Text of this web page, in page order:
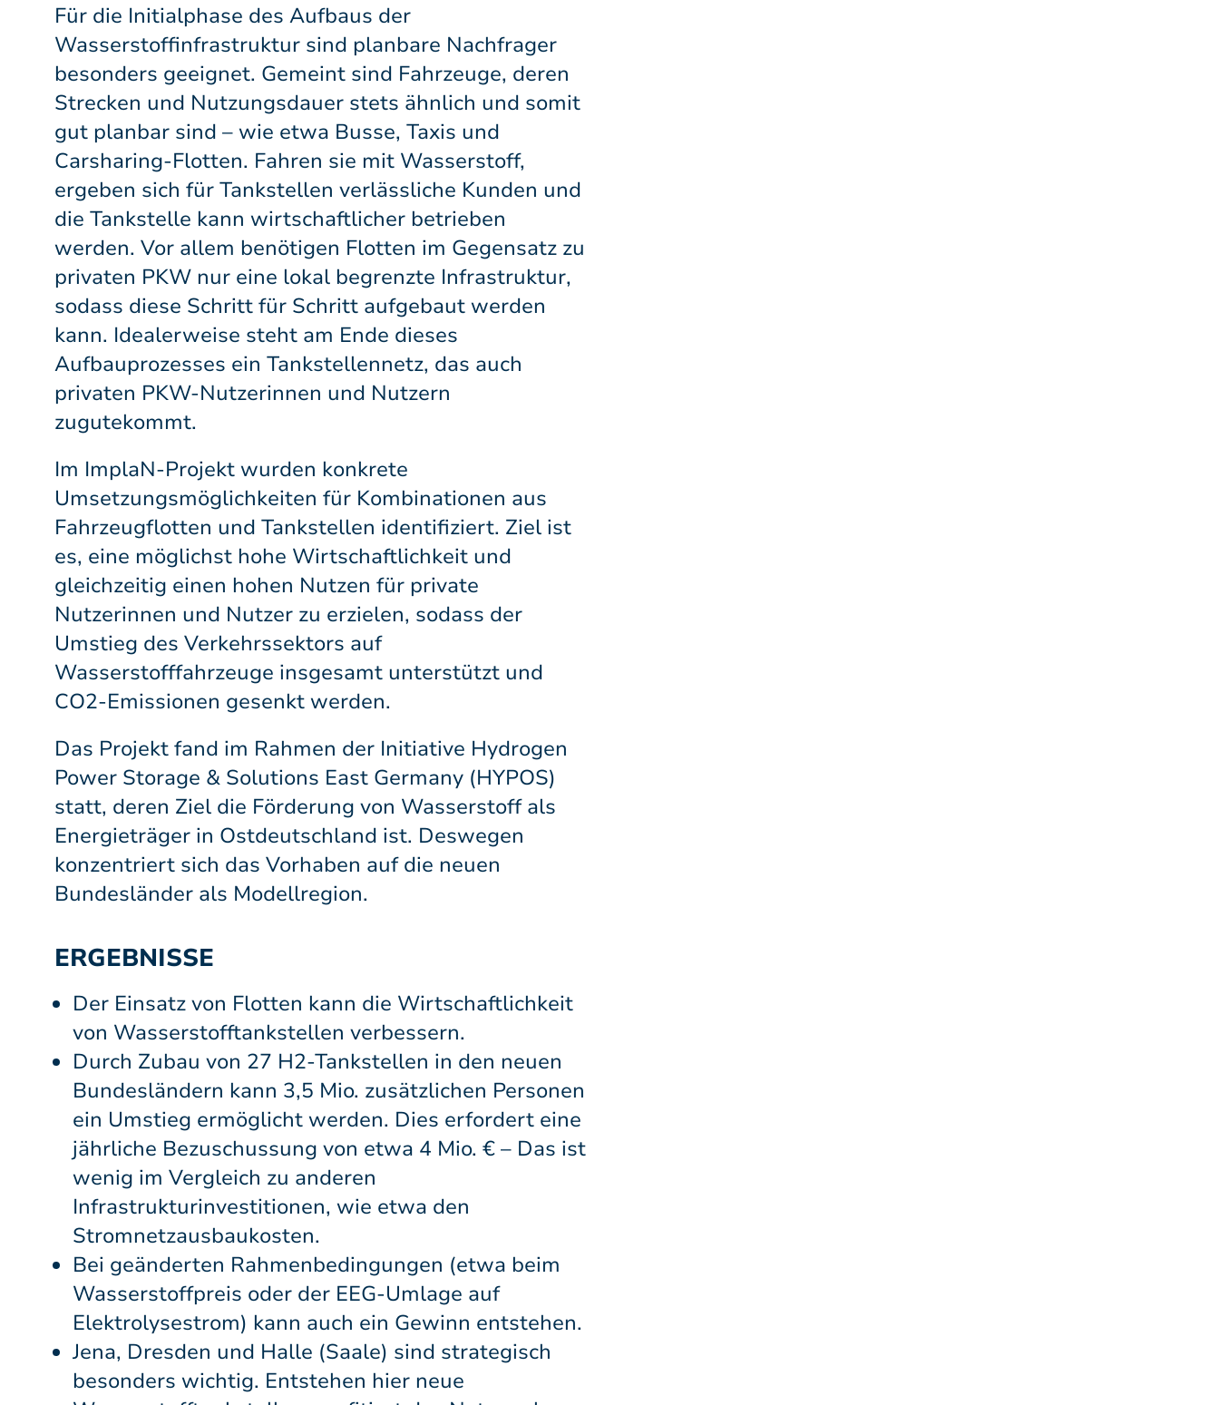
Für die Initialphase des Aufbaus der
Wasserstoffinfrastruktur sind planbare Nachfrager
besonders geeignet. Gemeint sind Fahrzeuge, deren
Strecken und Nutzungsdauer stets ähnlich und somit
gut planbar sind – wie etwa Busse, Taxis und
Carsharing-Flotten. Fahren sie mit Wasserstoff,
ergeben sich für Tankstellen verlässliche Kunden und
die Tankstelle kann wirtschaftlicher betrieben
werden. Vor allem benötigen Flotten im Gegensatz zu
privaten PKW nur eine lokal begrenzte Infrastruktur,
sodass diese Schritt für Schritt aufgebaut werden
kann. Idealerweise steht am Ende dieses
Aufbauprozesses ein Tankstellennetz, das auch
privaten PKW-Nutzerinnen und Nutzern
zugutekommt.
Im ImplaN-Projekt wurden konkrete
Umsetzungsmöglichkeiten für Kombinationen aus
Fahrzeugflotten und Tankstellen identifiziert. Ziel ist
es, eine möglichst hohe Wirtschaftlichkeit und
gleichzeitig einen hohen Nutzen für private
Nutzerinnen und Nutzer zu erzielen, sodass der
Umstieg des Verkehrssektors auf
Wasserstofffahrzeuge insgesamt unterstützt und
CO2-Emissionen gesenkt werden.
Das Projekt fand im Rahmen der Initiative Hydrogen
Power Storage & Solutions East Germany (HYPOS)
statt, deren Ziel die Förderung von Wasserstoff als
Energieträger in Ostdeutschland ist. Deswegen
konzentriert sich das Vorhaben auf die neuen
Bundesländer als Modellregion.
ERGEBNISSE
Der Einsatz von Flotten kann die Wirtschaftlichkeit
von Wasserstofftankstellen verbessern.
Durch Zubau von 27 H2-Tankstellen in den neuen
Bundesländern kann 3,5 Mio. zusätzlichen Personen
ein Umstieg ermöglicht werden. Dies erfordert eine
jährliche Bezuschussung von etwa 4 Mio. € – Das ist
wenig im Vergleich zu anderen
Infrastrukturinvestitionen, wie etwa den
Stromnetzausbaukosten.
Bei geänderten Rahmenbedingungen (etwa beim
Wasserstoffpreis oder der EEG-Umlage auf
Elektrolysestrom) kann auch ein Gewinn entstehen.
Jena, Dresden und Halle (Saale) sind strategisch
besonders wichtig. Entstehen hier neue